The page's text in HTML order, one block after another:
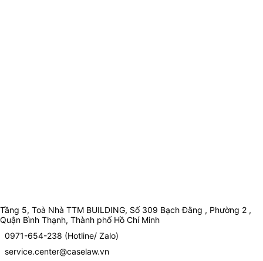
Tầng 5, Toà Nhà TTM BUILDING, Số 309 Bạch Đằng , Phường 2 ,
Quận Bình Thạnh, Thành phố Hồ Chí Minh
0971-654-238 (Hotline/ Zalo)
service.center@caselaw.vn